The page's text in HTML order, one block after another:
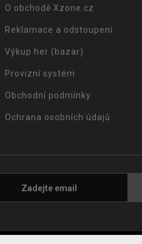
O obchodě Xzone.cz
Reklamace a odstoupení
Výkup her (bazar)
Provizní systém
Obchodní podmínky
Ochrana osobních údajů